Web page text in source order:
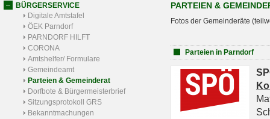
BÜRGERSERVICE
Digitale Amtstafel
ÖEK Parndorf
PARNDORF HILFT
CORONA
Amtshelfer/ Formulare
Gemeindeamt
Parteien & Gemeinderat
Dorfbote & Bürgermeisterbrief
Sitzungsprotokoll GRS
Bekanntmachungen
PARTEIEN &
Fotos der Gemeinderäte
Parteien in Parndorf